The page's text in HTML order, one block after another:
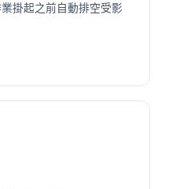
掛起之前自動排空受影